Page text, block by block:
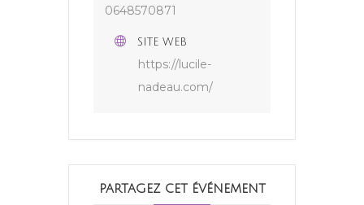
0648570871
SITE WEB
https://lucile-
nadeau.com/
PARTAGEZ CET ÉVÉNEMENT